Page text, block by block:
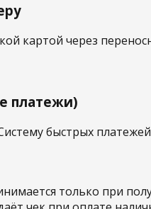
картой через
платежи)
быстрых
только при